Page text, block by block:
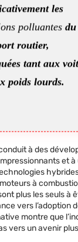
les
polluantesdu
routier,
tant aux
poids lourds.
à des
et à
à
plus les seuls à
vers l’adoption
montre que
vers un avenir